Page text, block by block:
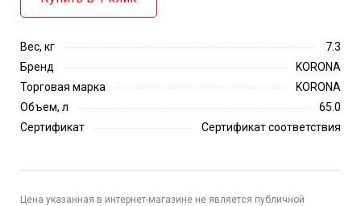
Вес, кг
7.3
Бренд
KORONA
Торговая марка
KORONA
Объем, л
65.0
Сертификат
Сертификат соответствия
Цена указанная в интернет-магазине не является публичной